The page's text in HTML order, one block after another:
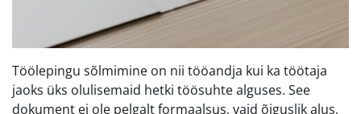
Töölepingu sõlmimine on nii tööandja kui ka töötaja
jaoks üks olulisemaid hetki töösuhte alguses. See
dokument ei ole pelgalt formaalsus, vaid õiguslik alus,